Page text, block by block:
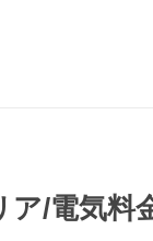
ア/電気料